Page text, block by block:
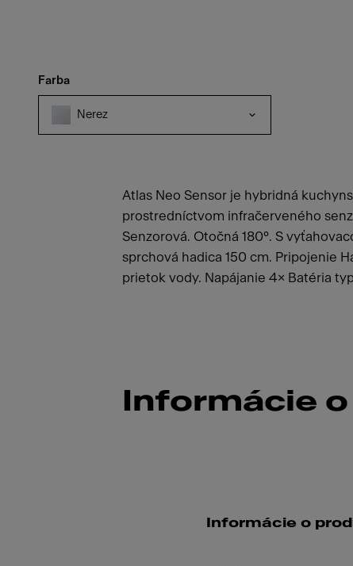
Farba
Nerez
Atlas Neo Sensor je hybridná
prostredníctvom infračerveného
Senzorová. Otočná 180°. S
sprchová hadica 150 cm. Pripojenie
prietok vody. Napájanie 4× Batéria
Informácie
Informácie o